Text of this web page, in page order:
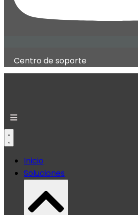
Centro de soporte
Inicio
Soluciones